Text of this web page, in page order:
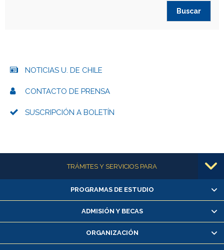
NOTICIAS U. DE CHILE
CONTACTO DE PRENSA
SUSCRIPCIÓN A BOLETÍN
Más informaciónTRÁMITES Y SERVICIOS PARA
Alumnas/os y exalumnas/os
Matrícula en línea
Inscripción y cambio de asignaturas
Consulta y certificado de notas
PROGRAMAS DE ESTUDIO
ADMISIÓN Y BECAS
ORGANIZACIÓN